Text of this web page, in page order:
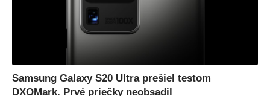
Samsung Galaxy S20 Ultra prešiel testom
DXOMark. Prvé priečky neobsadil